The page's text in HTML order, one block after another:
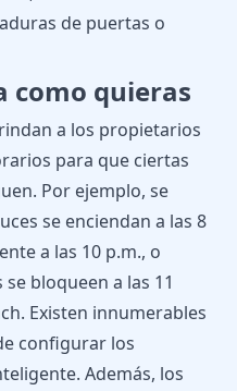
de puertas o
como quieras
a los propietarios
para que ciertas
Por ejemplo, se
se enciendan a las 8
a las 10 p.m., o
bloqueen a las 11
Existen innumerables
configurar los
Además, los